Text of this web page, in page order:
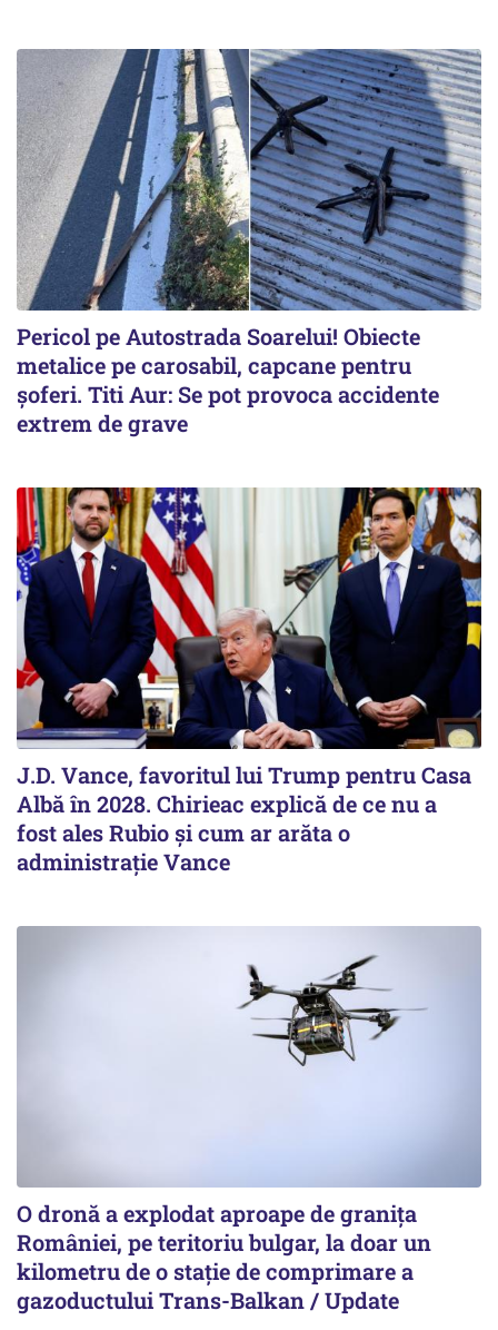
Pericol pe Autostrada Soarelui! Obiecte
metalice pe carosabil, capcane pentru
șoferi. Titi Aur: Se pot provoca accidente
extrem de grave
J.D. Vance, favoritul lui Trump pentru Casa
Albă în 2028. Chirieac explică de ce nu a
fost ales Rubio și cum ar arăta o
administrație Vance
O dronă a explodat aproape de granița
României, pe teritoriu bulgar, la doar un
kilometru de o stație de comprimare a
gazoductului Trans-Balkan / Update